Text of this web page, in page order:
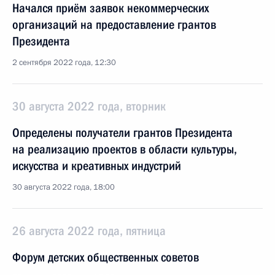
Начался приём заявок некоммерческих
организаций на предоставление грантов
Президента
2 сентября 2022 года, 12:30
30 августа 2022 года, вторник
Определены получатели грантов Президента
на реализацию проектов в области культуры,
искусства и креативных индустрий
30 августа 2022 года, 18:00
26 августа 2022 года, пятница
Форум детских общественных советов